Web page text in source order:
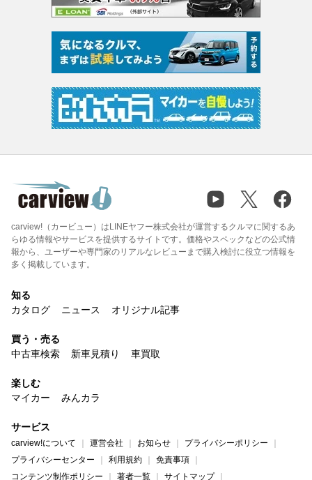
carview!（カービュー）はLINEヤフー株式会社が運営するクルマに関するあ
らゆる情報やサービスを提供するサイトです。価格やスペックなどの公式情
報から、ユーザーや専門家のリアルなレビューまで購入検討に役立つ情報を
多く掲載しています。
知る
カタログ
ニュース オリジナル記事
買う・売る
中古車検索
新車見積り 車買取
楽しむ
マイカー
みんカラ
サービス
carview!について 運営会社 お知らせ
プライバシーポリシー
プライバシーセンター
利用規約
免責事項
コンテンツ制作ポリシー
著者一覧 サイトマップ